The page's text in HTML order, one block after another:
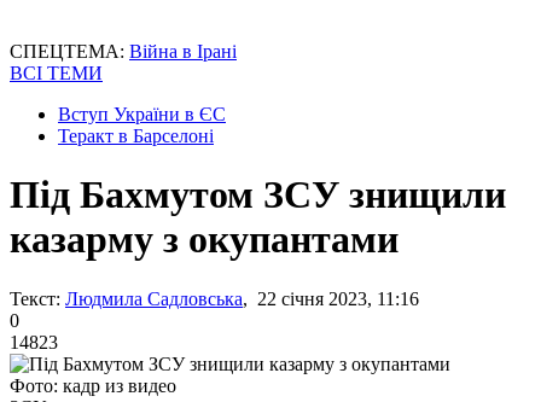
СПЕЦТЕМА: Війна в Ірані
ВСІ ТЕМИ
Вступ України в ЄС
Теракт в Барселоні
Під Бахмутом ЗСУ знищили
казарму з окупантами
Текст: Людмила Садловська, 22 січня 2023, 11:16
0
14823
Фото: кадр из видео